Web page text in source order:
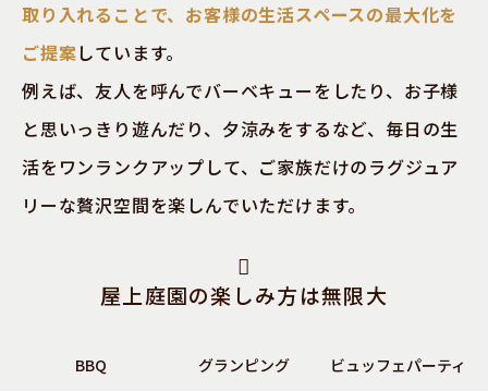
取り入れることで、お客様の生活スペースの最大化を
ご提案しています。
例えば、友人を呼んでバーベキューをしたり、お子様
と思いっきり遊んだり、夕涼みをするなど、 毎日の生
活をワンランクアップして、ご家族だけのラグジュア
リーな贅沢空間を楽しんでいただけます。
屋上庭園の楽しみ方は無限大
BBQ グランピング
ビュッフェパーティ